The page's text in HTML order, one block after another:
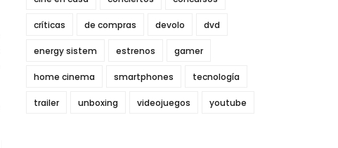
críticas de compras devolo dvd
energy sistem estrenos gamer
home cinema smartphones tecnología
trailer unboxing videojuegos youtube